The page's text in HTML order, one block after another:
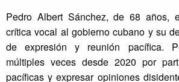
Pedro Albert Sánchez, de 68 años,
crítica vocal al gobierno cubano y su
de expresión y reunión pacífica.
múltiples veces desde 2020 por
pacíficas y expresar opiniones